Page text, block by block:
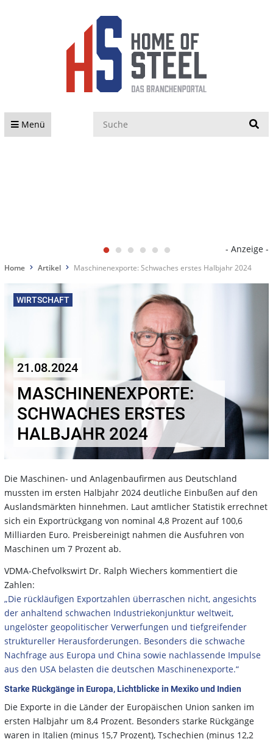
Menü
- Anzeige -
Home Artikel Maschinenexporte: Schwaches erstes Halbjahr 2024
WIRTSCHAFT
21.08.2024
MASCHINENEXPORTE:
SCHWACHES ERSTES
HALBJAHR 2024
Die Maschinen- und Anlagenbaufirmen aus Deutschland
mussten im ersten Halbjahr 2024 deutliche Einbußen auf den
Auslandsmärkten hinnehmen. Laut amtlicher Statistik errechnet
sich ein Exportrückgang von nominal 4,8 Prozent auf 100,6
Milliarden Euro. Preisbereinigt nahmen die Ausfuhren von
Maschinen um 7 Prozent ab.
VDMA-Chefvolkswirt Dr. Ralph Wiechers kommentiert die
Zahlen:
„Die rückläufigen Exportzahlen überraschen nicht, angesichts
der anhaltend schwachen Industriekonjunktur weltweit,
ungelöster geopolitischer Verwerfungen und tiefgreifender
struktureller Herausforderungen. Besonders die schwache
Nachfrage aus Europa und China sowie nachlassende Impulse
aus den USA belasten die deutschen Maschinenexporte.“
Starke Rückgänge in Europa, Lichtblicke in Mexiko und Indien
Die Exporte in die Länder der Europäischen Union sanken im
ersten Halbjahr um 8,4 Prozent. Besonders starke Rückgänge
waren in Italien (minus 15,7 Prozent), Tschechien (minus 12,2